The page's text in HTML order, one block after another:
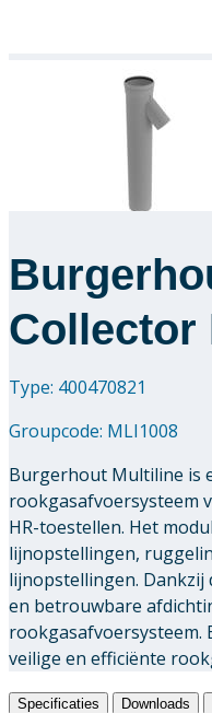
Collector
Type: 400470821
Groupcode: MLI1008
Burgerhout Multiline is
rookgasafvoersysteem
HR-toestellen. Het
lijnopstellingen,
lijnopstellingen. Dankzij
en betrouwbare
rookgasafvoersysteem.
veilige en efficiënte
Specificaties Downloads